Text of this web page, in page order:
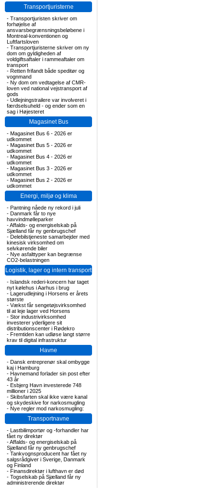
Transportjuristerne
- Transportjuristen skriver om
forhøjelse af
ansvarsbegrænsningsbeløbene i
Montreal-konventionen og
Luftfartsloven
- Transportjuristerne skriver om ny
dom om gyldigheden af
voldgiftsaftaler i rammeaftaler om
transport
- Retten frifandt både speditør og
vognmand
- Ny dom om vedtagelse af CMR-
loven ved national vejstransport af
gods
- Udlejningstrailere var involveret i
færdselsuheld - og ender som en
sag i Højesteret
Magasinet Bus
- Magasinet Bus 6 - 2026 er
udkommet
- Magasinet Bus 5 - 2026 er
udkommet
- Magasinet Bus 4 - 2026 er
udkommet
- Magasinet Bus 3 - 2026 er
udkommet
- Magasinet Bus 2 - 2026 er
udkommet
Energi, miljø og klima
- Pantning nåede ny rekord i juli
- Danmark får to nye
havvindmølleparker
-Affalds- og energiselskab på
Sjælland får ny genbrugschef
- Delebilstjeneste samarbejder med
kinesisk virksomhed om
selvkørende biler
- Nye asfalttyper kan begrænse
CO2-belastningen
Logistik, lager og intern transport
- Islandsk rederi-koncern har taget
nyt kølehus i Aarhus i brug
- Lagerudlejning i Horsens er årets
største
- Vækst får sengetøjsvirksomhed
til at leje lager ved Horsens
- Stor industrivirksomhed
investerer yderligere sit
distributionscenter i Rødekro
- Fremtiden kan udløse langt større
krav til digital infrastruktur
Havne
- Dansk entreprenør skal ombygge
kaj i Hamburg
- Havnemand forlader sin post efter
43 år
- Esbjerg Havn investerede 748
millioner i 2025
- Skibsfarten skal ikke være kanal
og skydeskive for narkosmugling
- Nye regler mod narkosmugling:
Transportnavne
- Lastbilimportør og -forhandler har
fået ny direktør
-Affalds- og energiselskab på
Sjælland får ny genbrugschef
- Tankvognsproducent har fået ny
salgsrådgiver i Sverige, Danmark
og Finland
- Finansdirektør i lufthavn er død
- Togselskab på Sjælland får ny
administrerende direktør